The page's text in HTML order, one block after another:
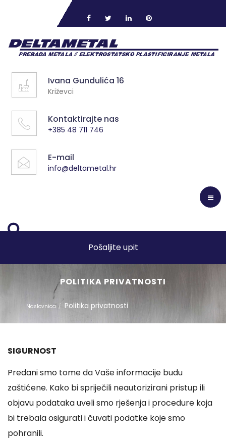
Ivana Gundulića 16
Križevci
Kontaktirajte nas
+385 48 711 746
E-mail
info@deltametal.hr
Pošaljite upit
POLITIKA PRIVATNOSTI
Naslovnica Politika privatnosti
SIGURNOST
Predani smo tome da Vaše informacije budu
zaštićene. Kako bi spriječili neautorizirani pristup ili
objavu podataka uveli smo rješenja i procedure koja
bi trebala osigurati i čuvati podatke koje smo
pohranili.